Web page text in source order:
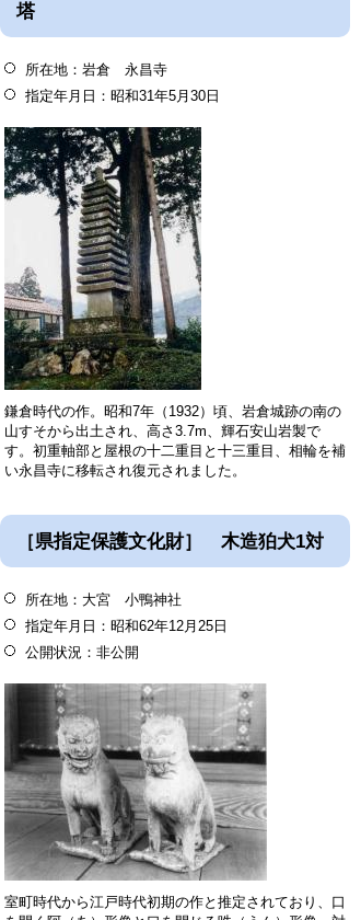
塔
所在地：岩倉 永昌寺
指定年月日：昭和31年5月30日
鎌倉時代の作。昭和7年（1932）頃、岩倉城跡の南の
山すそから出土され、高さ3.7m、輝石安山岩製で
す。初重軸部と屋根の十二重目と十三重目、相輪を補
い永昌寺に移転され復元されました。
［県指定保護文化財］ 木造狛犬1対
所在地：大宮 小鴨神社
指定年月日：昭和62年12月25日
公開状況：非公開
室町時代から江戸時代初期の作と推定されており、口